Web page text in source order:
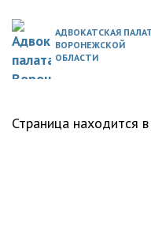
АДВОКАТСКАЯ
ВОРОНЕЖСКОЙ
ОБЛАСТИ
Страница находится